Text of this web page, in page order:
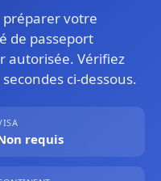
votre
de passeport
autorisée. Vérifiez
ci-dessous.
requis